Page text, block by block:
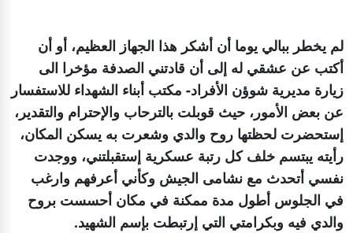
لم يخطر ببالي يوما أن أشكر هذا الجهاز العظيم، أو أن
أكتب عن عشقي له إلى أن قادتني الصدفة مؤخرا الى
زيارة مديرية شوؤن الأفراد- مكتب أبناء الشهداء للاستفسار
عن بعض الأمور، حيث قوبلت بالترحاب والإحترام والتقدير،
إستحضرت لحظتها روح والدي وشعرت به يسكن المكان،
رأيته يبتسم خلف كل رتبة عسكرية إستقبلتني، ووجدت
نفسي أتحدث مع نشامى الجيش وكأني أعرفهم وارغب
في الجلوس أطول مدة ممكنة في مكان أحسست بروح
والدي فيه وبكرامتي التي إرتبطت بإسم الشهيد.